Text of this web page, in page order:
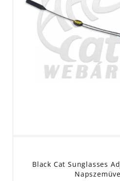
Black Cat Sunglasses